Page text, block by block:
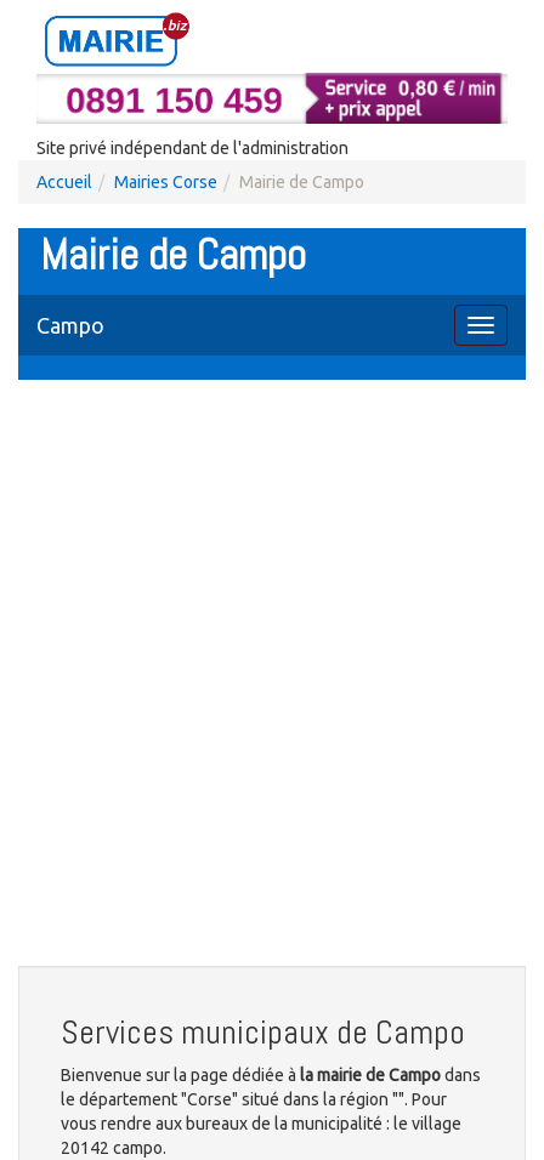
Site privé indépendant de l'administration
Accueil
Mairies Corse Mairie de Campo
Mairie de Campo
Toggle
Campo
Services municipaux de Campo
Bienvenue sur la page dédiée à la mairie de Campodans
le département "Corse" situé dans la région "". Pour
vous rendre aux bureaux de la municipalité : le village
20142 campo.